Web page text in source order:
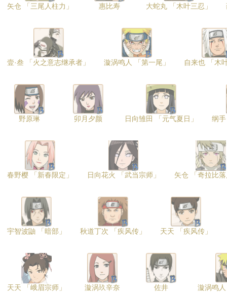
矢仓 「三尾人柱力」 惠比寿 大蛇丸 「木叶三忍」
壹·叁 「火之意志继承者」 漩涡鸣人 「第一尾」 自来也 「木
野原琳 卯月夕颜 日向雏田 「元气夏日」 纲
春野樱 「新春限定」 日向花火 「武当宗师」 矢仓 「奇拉比
宇智波鼬 「暗部」 秋道丁次 「疾风传」 天天 「疾风传」
天天 「峨眉宗师」 漩涡玖辛奈 佐井 漩涡鸣